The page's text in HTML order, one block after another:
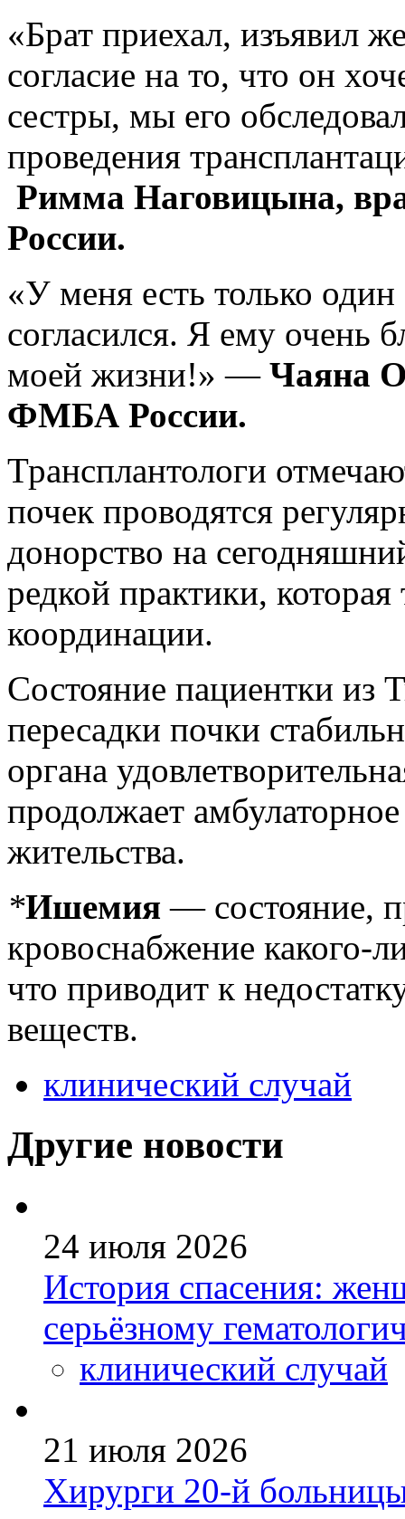
«Брат приехал, изъявил
согласие на то, что он
сестры, мы его
проведения
Римма Наговицына,
России.
«У меня есть только
согласился. Я ему очень
моей жизни!» — Чаяна
ФМБА России.
Трансплантологи
почек проводятся
донорство на
редкой практики,
координации.
Состояние пациентки из
пересадки почки
органа
продолжает
жительства.
*Ишемия — состояние,
кровоснабжение какого-
что приводит к
веществ.
клинический случай
Другие новости
24 июля 2026
История спасения:
серьёзному
клинический случай
21 июля 2026
Хирурги 20-й